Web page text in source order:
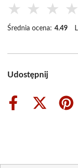
★ ★ ★ ★
Średnia ocena: 4.49
Udostępnij
Share
Share